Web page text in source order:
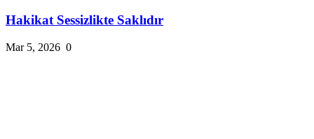
Hakikat Sessizlikte Saklıdır
Mar 5, 2026 0